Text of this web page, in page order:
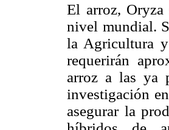
El arroz,
nivel mundial.
la Agricultura
requerirán
arroz a las ya
investigación
asegurar la